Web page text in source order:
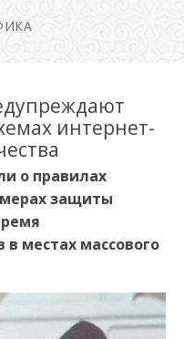
интернет-
о правилах
защиты
местах массового